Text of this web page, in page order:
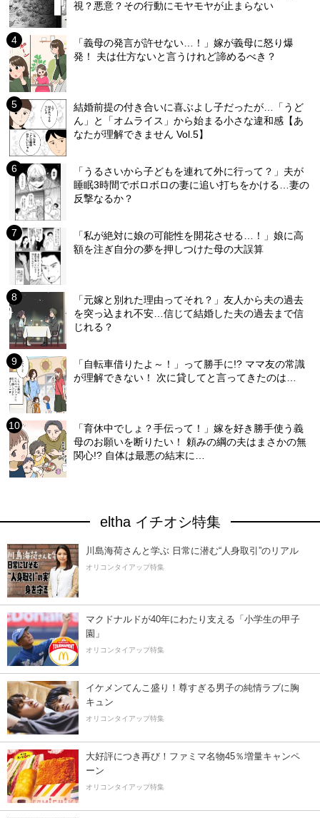
視？悪意？その行動にモヤモヤが止まらない
「義母の発言が許せない…！」嫁が義母に怒り爆
発！ 夫は仕方ないと言うけれど諦めるべき？
結婚前提の付き合いに喜ぶよし子だったが…「うど
ん」と「オムライス」から始まる小さな違和感【あ
なたが理解できません Vol.5】
「うるさいから子どもを連れて外に行って？」夫が
睡眠3時間でボロボロの妻に追い打ちをかける…妻の
反撃なるか？
「私が絶対に娘の可能性を開花させる…！」娘に高
額を注ぎ自分の夢を押しつけた母の大誤算
「元嫁と別れた理由ってそれ？」友人から夫の過去
を突っ込まれ不安…信じて結婚した夫の過去まで信
じれる？
「自転車借りたよ～！」って勝手に!? ママ友の常識
が理解できない！ 次に貸してと言ってきたのは…
「育休中でしょ？手伝って！」嫁を好き勝手使う義
母のお願いを断りたい！ 頼みの綱の夫はまさかの無
関心!? 自体は最悪の結末に…
eltha イチオシ特集
川島海荷さんと学ぶ 日常に潜む“人身取引”のリアル
オリコンタイアップ特集
マクドナルドが40年にわたり支える「小学生の甲子
園」
オリコンタイアップ特集
イケメンてんこ盛り！尊すぎる男子の純情ラブに胸
キュン
オリコンタイアップ特集
大好評につき再び！ファミマ名物45％増量キャンペ
ーン
オリコンタイアップ特集